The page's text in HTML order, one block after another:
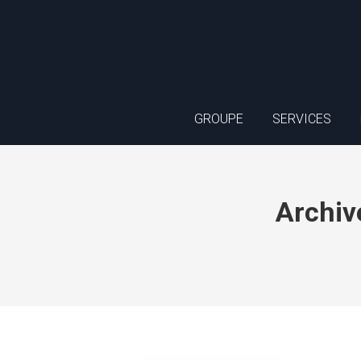
GROUPE SERVICES